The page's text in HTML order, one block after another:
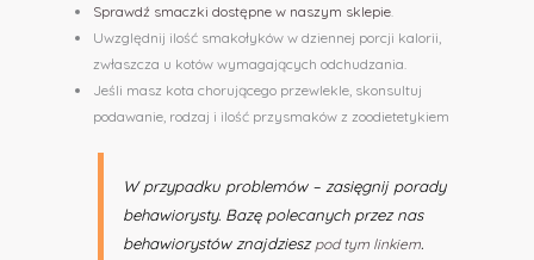
Sprawdź smaczki dostępne w naszym sklepie
Uwzględnij ilość smakołyków w dziennej porcji kalorii,
zwłaszcza u kotów wymagających odchudzania.
Jeśli masz kota chorującego przewlekle, skonsultuj
podawanie, rodzaj i ilość przysmaków z zoodietetykiem
W przypadku problemów – zasięgnij porady
behawiorysty. Bazę polecanych przez nas
behawiorystów znajdziesz pod tym linkiem.